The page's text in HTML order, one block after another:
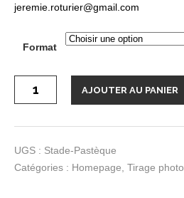
jeremie.roturier@gmail.com
Format
quantité
Tirage
“Stade
AJOUTER AU PANIER
UGS : Stade-Pastèque
Catégories : Homepage Tirage photo